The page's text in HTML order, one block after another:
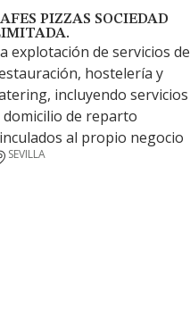
PIZZAS SOCIEDAD
explotación de servicios de
hostelería y
incluyendo servicios
domicilio de reparto
al propio negocio
SEVILLA